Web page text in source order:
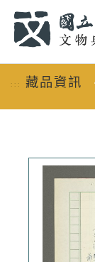
::: 藏品資訊